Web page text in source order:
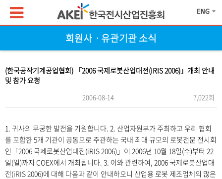
회원사ㆍ유관기관 소식
(한국공작기계공업협회) 「2006 국제로봇산업대전(iRIS 2006)」개최 안내
및 참가 요청
2006-08-14 7,022회
본문
1. 귀사의 무궁한 발전을 기원합니다. 2. 산업자원부가 주최하고 우리 협회
를 포함한 5개 기관이 공동으로 주관하는 국내 최대 규모의 로봇전문 전시회
인「2006 국제로봇산업대전(iRIS 2006)」이 2006년 10월 18일(수)부터 22
일(일)까지 COEX에서 개최됩니다. 3. 이와 관련하여, 2006 국제로봇산업대
전(iRIS 2006)에 대해 다음과 같이 안내하오니 산업용 로봇 제조업체의 많은